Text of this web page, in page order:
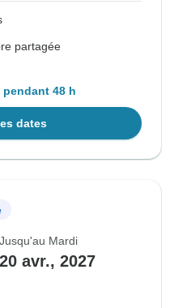
partagée
48 h
dates
Jusqu'au Mardi
20 avr., 2027